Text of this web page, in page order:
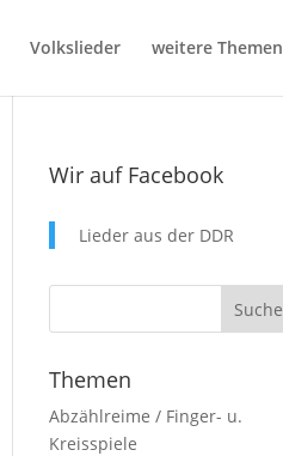
Volkslieder weitere Themen
Wir auf Facebook
Lieder aus der DDR
Themen
Abzählreime / Finger- u.
Kreisspiele